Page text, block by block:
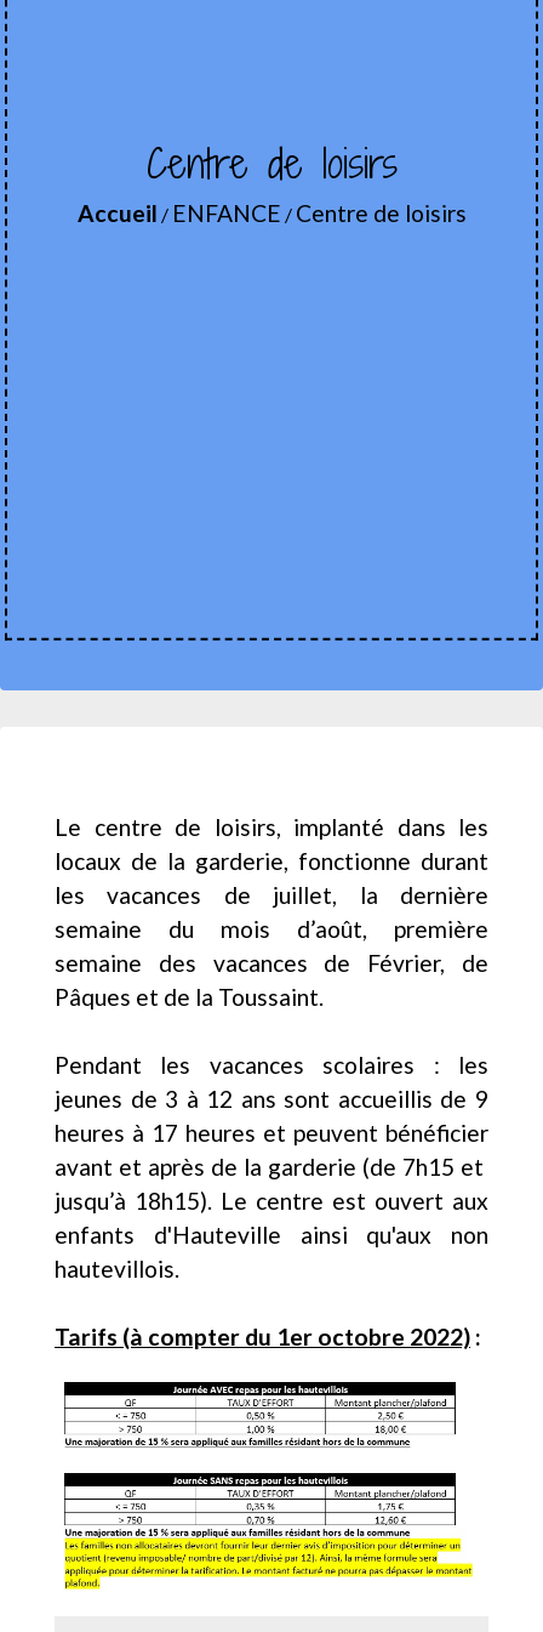
Centre de loisirs
Accueil / ENFANCE / Centre de loisirs
Le centre de loisirs, implanté dans les
locaux de la garderie, fonctionne durant
les vacances de juillet, la dernière
semaine du mois d’août, première
semaine des vacances de Février, de
Pâques et de la Toussaint.
Pendant les vacances scolaires : les
jeunes de 3 à 12 ans sont accueillis de 9
heures à 17 heures et peuvent bénéficier
avant et après de la garderie (de 7h15 et
jusqu’à 18h15). Le centre est ouvert aux
enfants d'Hauteville ainsi qu'aux non
hautevillois.
Tarifs (à compter du 1er octobre 2022) :